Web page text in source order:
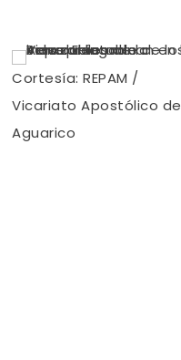
Cortesía: REPAM /
Vicariato Apostólico de
Aguarico